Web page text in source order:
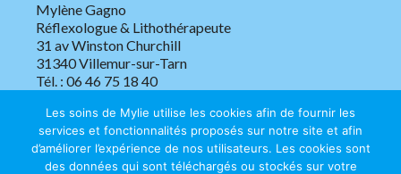
Mylène Gagno
Réflexologue & Lithothérapeute
31 av Winston Churchill
31340 Villemur-sur-Tarn
Tél. : 06 46 75 18 40
Les soins de Mylie utilise les cookies afin de fournir les
services et fonctionnalités proposés sur notre site et afin
d’améliorer l’expérience de nos utilisateurs. Les cookies sont
des données qui sont téléchargés ou stockés sur votre